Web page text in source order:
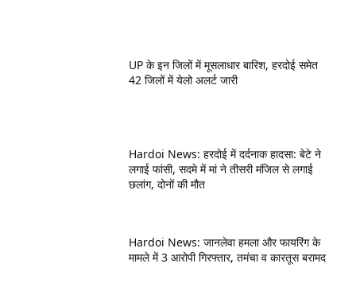
UP के इन जिलों में मूसलाधार बारिश, हरदोई समेत
42 जिलों में येलो अलर्ट जारी
Hardoi News: हरदोई में दर्दनाक हादसा: बेटे ने
लगाई फांसी, सदमे में मां ने तीसरी मंजिल से लगाई
छलांग, दोनों की मौत
Hardoi News: जानलेवा हमला और फायरिंग के
मामले में 3 आरोपी गिरफ्तार, तमंचा व कारतूस बरामद